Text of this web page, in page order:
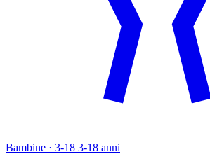
Bambine · 3-18 3-18 anni